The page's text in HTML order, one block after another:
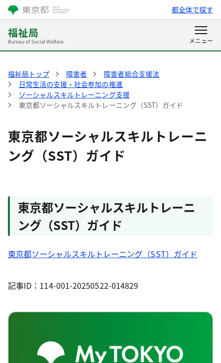
都全体で探す
福祉局トップ 障害者
障害者総合支援法
日常生活の支援・社会参加の推進
ソーシャルスキルトレーニング支援
東京都ソーシャルスキルトレーニング（SST）ガイド
東京都ソーシャルスキルトレーニ
ング（SST）ガイド
東京都ソーシャルスキルトレーニ
ング（SST）ガイド
東京都ソーシャルスキルトレーニング（SST）ガイド
記事ID：114-001-20250522-014829